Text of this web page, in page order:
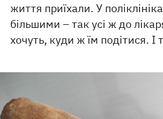
життя приїхали. У
більшими – так усі ж до
хочуть, куди ж їм подітися. І